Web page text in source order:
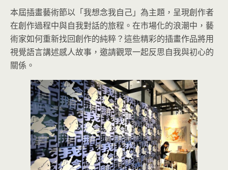
本屆插畫藝術節以「我想念我自己」為主題，呈現創作者
在創作過程中與自我對話的旅程。在市場化的浪潮中，藝
術家如何重新找回創作的純粹？這些精彩的插畫作品將用
視覺語言講述感人故事，邀請觀眾一起反思自我與初心的
關係。